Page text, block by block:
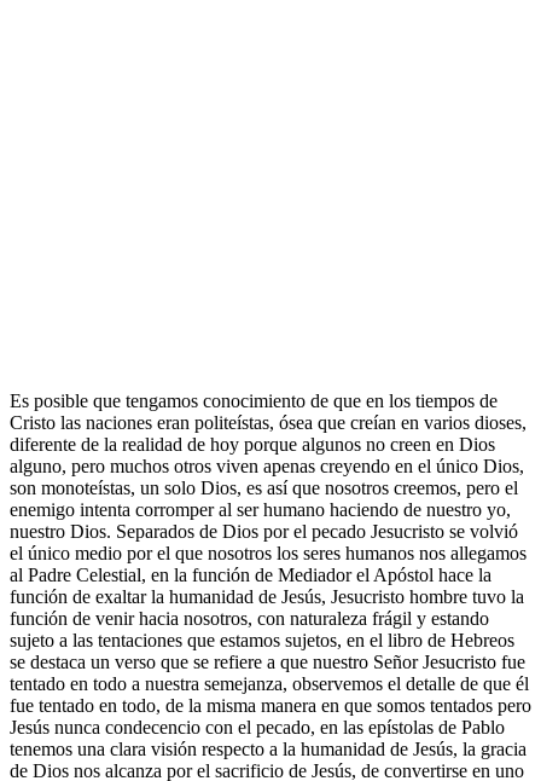
Es posible que tengamos conocimiento de que en los tiempos de
Cristo las naciones eran politeístas, ósea que creían en varios dioses,
diferente de la realidad de hoy porque algunos no creen en Dios
alguno, pero muchos otros viven apenas creyendo en el único Dios,
son monoteístas, un solo Dios, es así que nosotros creemos, pero el
enemigo intenta corromper al ser humano haciendo de nuestro yo,
nuestro Dios. Separados de Dios por el pecado Jesucristo se volvió
el único medio por el que nosotros los seres humanos nos allegamos
al Padre Celestial, en la función de Mediador el Apóstol hace la
función de exaltar la humanidad de Jesús, Jesucristo hombre tuvo la
función de venir hacia nosotros, con naturaleza frágil y estando
sujeto a las tentaciones que estamos sujetos, en el libro de Hebreos
se destaca un verso que se refiere a que nuestro Señor Jesucristo fue
tentado en todo a nuestra semejanza, observemos el detalle de que él
fue tentado en todo, de la misma manera en que somos tentados pero
Jesús nunca condecencio con el pecado, en las epístolas de Pablo
tenemos una clara visión respecto a la humanidad de Jesús, la gracia
de Dios nos alcanza por el sacrificio de Jesús, de convertirse en uno